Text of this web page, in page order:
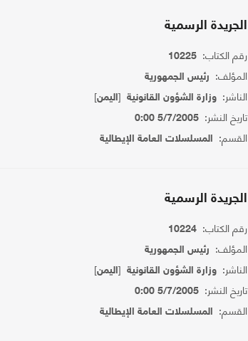
الجريدة الرسمية
رقم الكتاب: 10225
المؤلف: رئيس الجمهورية
الناشر: وزارة الشؤون القانونية[اليمن]
تاريخ النشر: 5/7/2005 0:00
القسم: المسلسلات العامة الإيطالية
الجريدة الرسمية
رقم الكتاب: 10224
المؤلف: رئيس الجمهورية
الناشر: وزارة الشؤون القانونية[اليمن]
تاريخ النشر: 5/7/2005 0:00
القسم: المسلسلات العامة الإيطالية